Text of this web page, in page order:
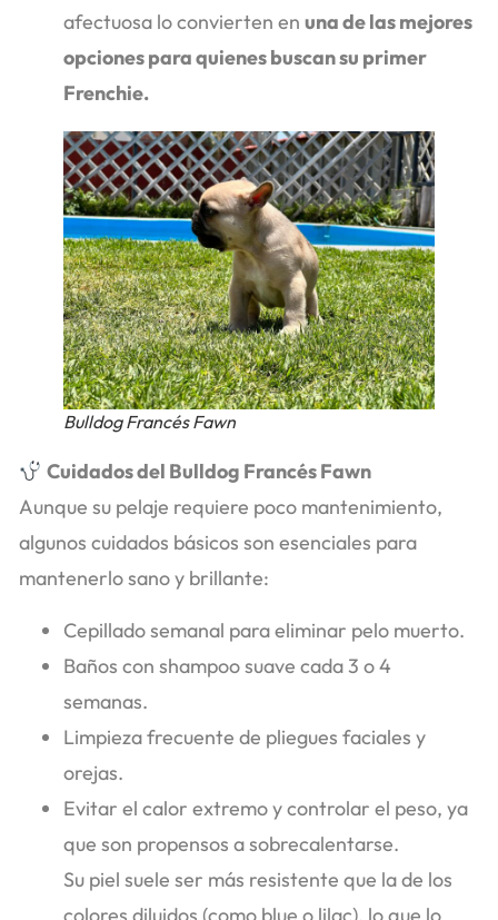
afectuosa lo convierten en una de las mejores
opciones para quienes buscan su primer
Frenchie.
Bulldog Francés Fawn
Cuidados del Bulldog Francés Fawn
Aunque su pelaje requiere poco mantenimiento,
algunos cuidados básicos son esenciales para
mantenerlo sano y brillante:
Cepillado semanal para eliminar pelo muerto.
Baños con shampoo suave cada 3 o 4
semanas.
Limpieza frecuente de pliegues faciales y
orejas.
Evitar el calor extremo y controlar el peso, ya
que son propensos a sobrecalentarse.
Su piel suele ser más resistente que la de los
colores diluidos (como blue o lilac), lo que lo